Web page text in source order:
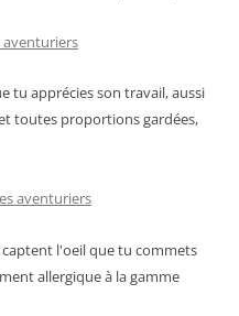
aventuriers
tu apprécies son travail, aussi
toutes proportions gardées,
aventuriers
l'oeil que tu commets
allergique à la gamme